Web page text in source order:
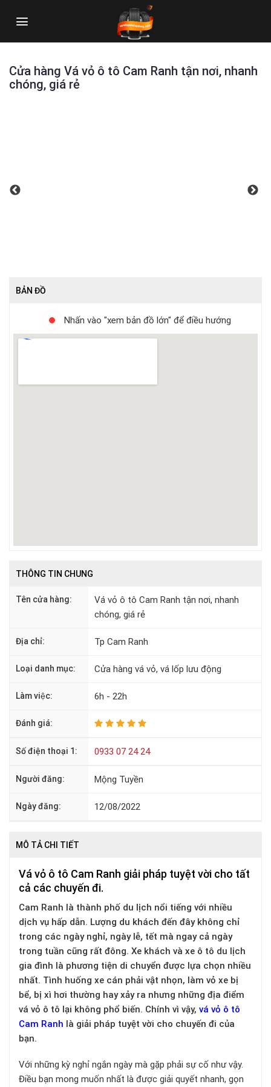
Cửa hàng Vá vỏ ô tô Cam Ranh tận nơi, nhanh
chóng, giá rẻ
BẢN ĐỒ
Nhấn vào "xem bản đồ lớn" để điều hướng
THÔNG TIN CHUNG
Tên cửa hàng:
Vá vỏ ô tô Cam Ranh tận nơi, nhanh
chóng, giá rẻ
Địa chỉ: Tp Cam Ranh
Loại danh mục: Cửa hàng vá vỏ, vá lốp lưu động
Làm việc: 6h - 22h
Đánh giá:
Số điện thoại 1: 0933 07 24 24
Người đăng: Mộng Tuyền
Ngày đăng: 12/08/2022
MÔ TẢ CHI TIẾT
Vá vỏ ô tô Cam Ranh giải pháp tuyệt vời cho tất
cả các chuyến đi.
Cam Ranh là thành phố du lịch nổi tiếng với nhiều
dịch vụ hấp dẫn. Lượng du khách đến đây không chỉ
trong các ngày nghỉ, ngày lễ, tết mà ngay cả ngày
trong tuần cũng rất đông. Xe khách và xe ô tô du lịch
gia đình là phương tiện di chuyển được lựa chọn nhiều
nhất. Tình huống xe cán phải vật nhọn, làm vỏ xe bị
bể, bị xì hơi thường hay xảy ra nhưng những địa điểm
vá vỏ ô tô lại không phổ biến. Chính vì vậy, vá vỏ ô tô
Cam Ranh là giải pháp tuyệt vời cho chuyến đi của
bạn.
Với những kỳ nghỉ ngắn ngày mà gặp phải sự cố như vậy.
Điều bạn mong muốn nhất là được giải quyết nhanh, gọn